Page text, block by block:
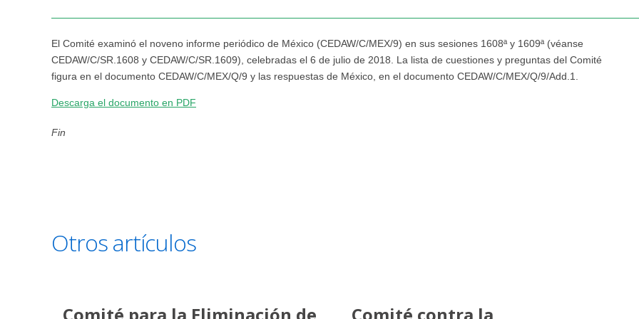
El Comité examinó el noveno informe periódico de México (CEDAW/C/MEX/9) en sus sesiones 1608ª y 1609ª (véanse
CEDAW/C/SR.1608 y CEDAW/C/SR.1609), celebradas el 6 de julio de 2018. La lista de cuestiones y preguntas del Comité
figura en el documento CEDAW/C/MEX/Q/9 y las respuestas de México, en el documento CEDAW/C/MEX/Q/9/Add.1.
Descarga el documento en PDF
Fin
Otros artículos